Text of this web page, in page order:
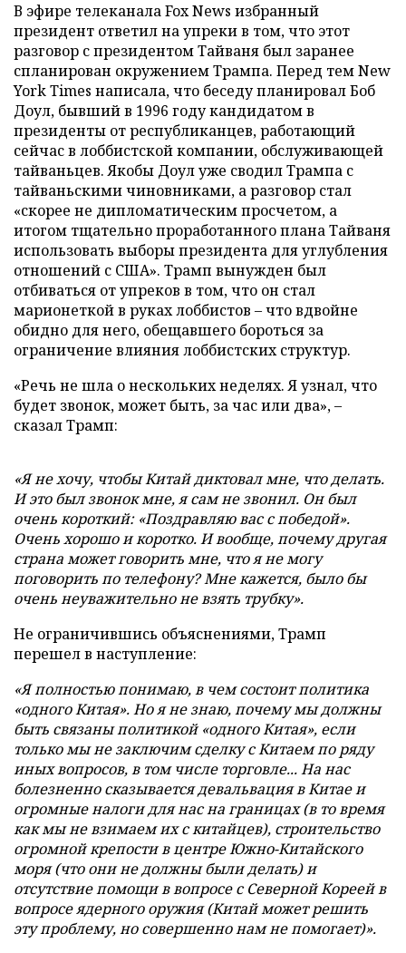
В эфире телеканала Fox News избранный
президент ответил на упреки в том, что этот
разговор с президентом Тайваня был заранее
спланирован окружением Трампа. Перед тем New
York Times написала, что беседу планировал Боб
Доул, бывший в 1996 году кандидатом в
президенты от республиканцев, работающий
сейчас в лоббистской компании, обслуживающей
тайваньцев. Якобы Доул уже сводил Трампа с
тайваньскими чиновниками, а разговор стал
«скорее не дипломатическим просчетом, а
итогом тщательно проработанного плана Тайваня
использовать выборы президента для углубления
отношений с США». Трамп вынужден был
отбиваться от упреков в том, что он стал
марионеткой в руках лоббистов – что вдвойне
обидно для него, обещавшего бороться за
ограничение влияния лоббистских структур.
«Речь не шла о нескольких неделях. Я узнал, что
будет звонок, может быть, за час или два», –
сказал Трамп:
«Я не хочу, чтобы Китай диктовал мне, что делать.
И это был звонок мне, я сам не звонил. Он был
очень короткий: «Поздравляю вас с победой».
Очень хорошо и коротко. И вообще, почему другая
страна может говорить мне, что я не могу
поговорить по телефону? Мне кажется, было бы
очень неуважительно не взять трубку».
Не ограничившись объяснениями, Трамп
перешел в наступление:
«Я полностью понимаю, в чем состоит политика
«одного Китая». Но я не знаю, почему мы должны
быть связаны политикой «одного Китая», если
только мы не заключим сделку с Китаем по ряду
иных вопросов, в том числе торговле... На нас
болезненно сказывается девальвация в Китае и
огромные налоги для нас на границах (в то время
как мы не взимаем их с китайцев), строительство
огромной крепости в центре Южно-Китайского
моря (что они не должны были делать) и
отсутствие помощи в вопросе с Северной Кореей в
вопросе ядерного оружия (Китай может решить
эту проблему, но совершенно нам не помогает)».